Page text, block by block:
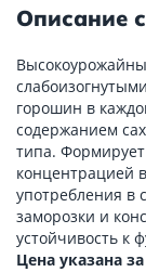
Описание
горошин в
содержанием
типа.
концентрацией
употребления в
заморозки и
устойчивость к
Цена указана